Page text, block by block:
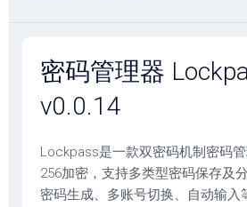
密码管理器
v0.0.14
Lockpass是一款双密码机制密码
256加密，支持多类型密码保存及
密码生成、多账号切换、自动输入